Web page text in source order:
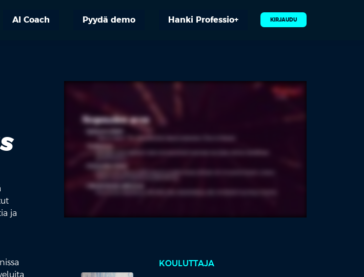
AI Coach Pyydä demo Hanki Professio+ KIRJAUDU
ja
KOULUTTAJA